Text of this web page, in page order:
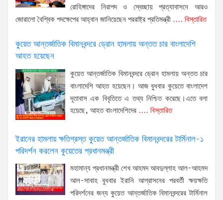
রোহিঙ্গাদের নিরাপদ ও স্বেচ্ছায় প্রত্যাবাসনে আরও
জোরালো বৈশ্বিক পদক্ষেপের আহ্বান জানিয়েছেন পররাষ্ট্র প্রতিমন্ত্রী .... বিস্তারিত
কুয়েত আন্তর্জাতিক বিমানবন্দরে ড্রোন হামলায় অন্তত চার বাংলাদেশি
আহত হয়েছেন
কুয়েত আন্তর্জাতিক বিমানবন্দরে ড্রোন হামলায় অন্তত চার
বাংলাদেশি আহত হয়েছেন। আজ বুধবার কুয়েতে বাংলাদেশ
দূতাবাস এক বিবৃতিতে এ তথ্য নিশ্চিত করেছে।এতে বলা
হয়েছে, আহত বাংলাদেশিদের .... বিস্তারিত
ইরানের হামলায় ক্ষতিগ্রস্ত কুয়েত আন্তর্জাতিক বিমানবন্দরের টার্মিনাল-১
পরিদর্শন করলেন কুয়েতের প্রধানমন্ত্রী
মহামান্য প্রধানমন্ত্রী শেখ আহমদ আবদুল্লাহ আল-আহমদ
আল-সাবাহ বুধবার ইরানি আগ্রাসনের পরবর্তী ক্ষয়ক্ষতি
পরিদর্শনের জন্য কুয়েত আন্তর্জাতিক বিমানবন্দরের টার্মিনাল